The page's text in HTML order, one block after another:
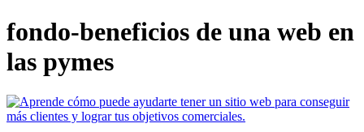
fondo-beneficios de una web en
las pymes